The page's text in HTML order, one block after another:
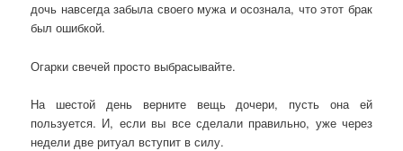
дочь навсегда забыла своего мужа и осознала, что этот брак
был ошибкой.
Огарки свечей просто выбрасывайте.
На шестой день верните вещь дочери, пусть она ей
пользуется. И, если вы все сделали правильно, уже через
недели две ритуал вступит в силу.